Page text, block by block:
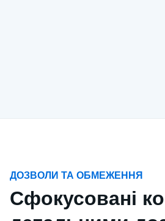
ДОЗВОЛИ ТА ОБМЕЖЕННЯ
Сфокусовані